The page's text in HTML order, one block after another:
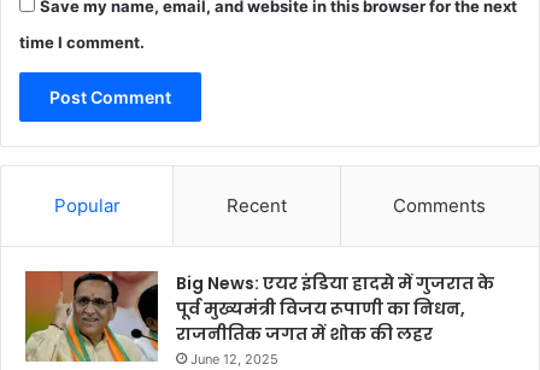
Save my name, email, and website in this browser for the next
time I comment.
Popular Recent Comments
Big News: एयर इंडिया हादसे में गुजरात के
पूर्व मुख्यमंत्री विजय रूपाणी का निधन,
राजनीतिक जगत में शोक की लहर
June 12, 2025